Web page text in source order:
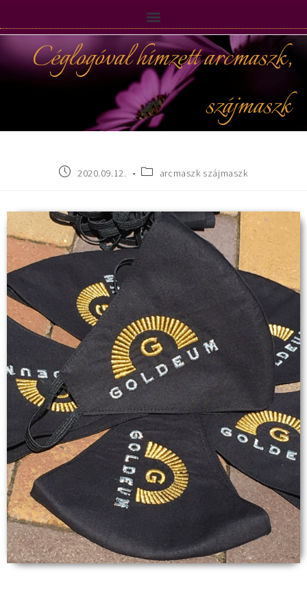
Céglogóval hímzett arcmaszk,
szájmaszk
2020.09.12. arcmaszk szájmaszk